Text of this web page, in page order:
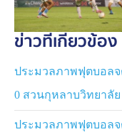
ข่าวที่เกี่ยวข้อง
ประมวลภาพฟุตบอล
0 สวนกุหลาบวิทยาลัย
ประมวลภาพฟุตบอลจ